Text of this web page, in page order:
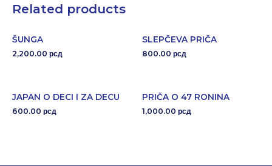
Related products
ŠUNGA
2,200.00 рсд
SLEPČEVA PRIČA
800.00 рсд
JAPAN O DECI I ZA DECU
600.00 рсд
PRIČA O 47 RONINA
1,000.00 рсд